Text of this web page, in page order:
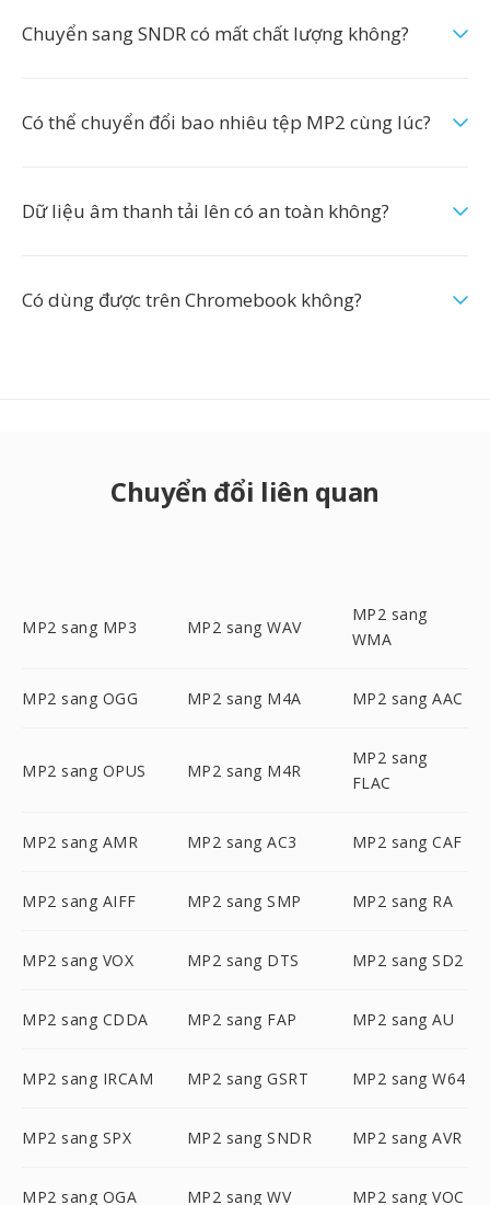
Chuyển sang SNDR có mất chất lượng không?
Có thể chuyển đổi bao nhiêu tệp MP2 cùng lúc?
Dữ liệu âm thanh tải lên có an toàn không?
Có dùng được trên Chromebook không?
Chuyển đổi liên quan
MP2 sang MP3 MP2 sang WAV
MP2 sang
WMA
MP2 sang OGG MP2 sang M4A MP2 sang AAC
MP2 sang OPUS MP2 sang M4R
MP2 sang
FLAC
MP2 sang AMR MP2 sang AC3 MP2 sang CAF
MP2 sang AIFF MP2 sang SMP MP2 sang RA
MP2 sang VOX MP2 sang DTS MP2 sang SD2
MP2 sang CDDA MP2 sang FAP MP2 sang AU
MP2 sang IRCAM MP2 sang GSRT MP2 sang W64
MP2 sang SPX MP2 sang SNDR MP2 sang AVR
MP2 sang OGA MP2 sang WV MP2 sang VOC